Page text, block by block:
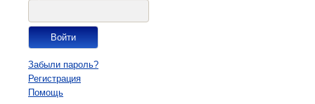
Забыли пароль?
Регистрация
Помощь